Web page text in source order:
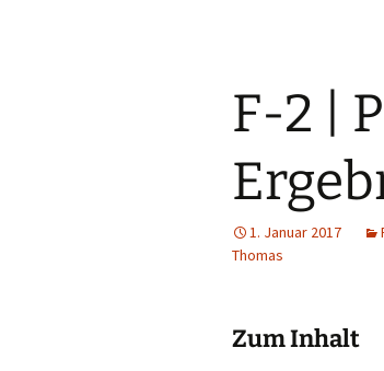
F-2 |
1. Januar 2017
Thomas
Zum Inhalt